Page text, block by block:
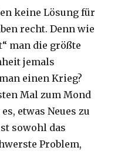
keine Lösung für
recht. Denn wie
man die größte
jemals
einen Krieg?
Mal zum Mond
etwas Neues zu
sowohl das
Problem,